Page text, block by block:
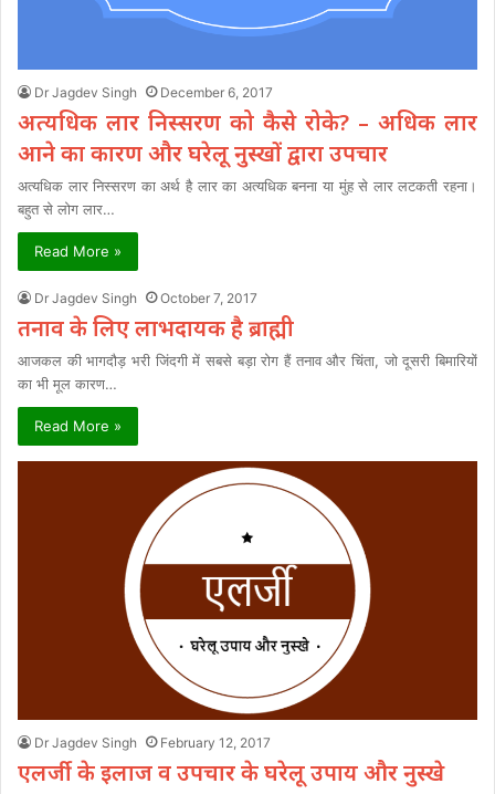
Dr Jagdev Singh December 6, 2017
अत्यधिक लार निस्सरण को कैसे रोके? – अधिक लार
आने का कारण और घरेलू नुस्खों द्वारा उपचार
अत्यधिक लार निस्सरण का अर्थ है लार का अत्यधिक बनना या मुंह से लार लटकती रहना।
बहुत से लोग लार…
Read More »
Dr Jagdev Singh October 7, 2017
तनाव के लिए लाभदायक है ब्राह्मी
आजकल की भागदौड़ भरी जिंदगी में सबसे बड़ा रोग हैं तनाव और चिंता, जो दूसरी बिमारियों
का भी मूल कारण…
Read More »
Dr Jagdev Singh February 12, 2017
एलर्जी के इलाज व उपचार के घरेलू उपाय और नुस्खे